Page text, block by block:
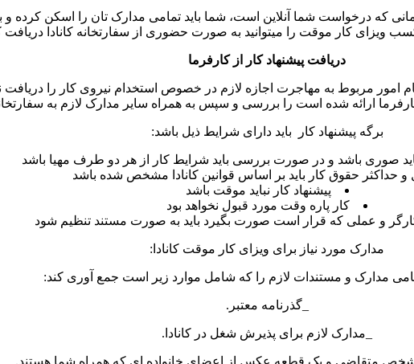
که درخواست شما آنلاین است، شما باید تمامی مدارک تان را اسکن کرده
ویزای کار موقت را میتوانید به صورت حضوری از سفارتخانه کانادا دریافت
دریافت پیشنهاد کار از کارفرما
امور مربوط به مهاجرت اجازه لازم در خصوص استخدام نیروی کار را دریافت
ارائه شده است را بررسی و سپس به همراه سایر مدارک لازم به
برگه پیشنهاد کار باید دارای شرایط ذیل باشد:
صوری باشد و در صورت بررسی باید شرایط کار از هر دو طرف مهیا باشد
و حداکثر حقوق کار باید بر اساس قوانین کانادا مشخص شده باشد
پیشنهاد کار نباید موقت باشد
کار پاره وقت مورد قبول نخواهد بود
و عملی که قرار است صورت بگیرد باید به صورت مستند تنظیم شود
مدارک مورد نیاز برای ویزای کار موقت کانادا:
مدارک و مستندات لازم را که شامل موارد زیر است جمع آوری کند:
_گذرنامه معتبر.
_مدارک لازم برای پذیرش شغل در کانادا.
متقاضی و یک قطعه عکس از اعضای خانواده ای که همراه شما هستند.